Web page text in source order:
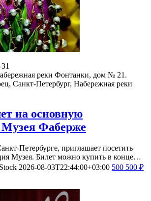
реки Фонтанки, дом № 21.
Санкт-Петербург, Набережная реки
на основную
Фаберже
Петербурге, приглашает посетить
Музея. Билет можно купить в конце…
2026-08-03T22:44:00+03:00 500 500 ₽